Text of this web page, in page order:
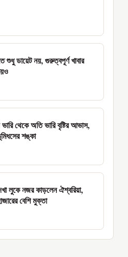
শুধু ডায়েট নয়, গুরুত্বপূর্ণ খাবার
ভারি থেকে অতি ভারি বৃষ্টির আভাস,
শঙ্কা
লুকে নজর কাড়লেন ঐশ্বরিয়া,
বেশি মুক্তা